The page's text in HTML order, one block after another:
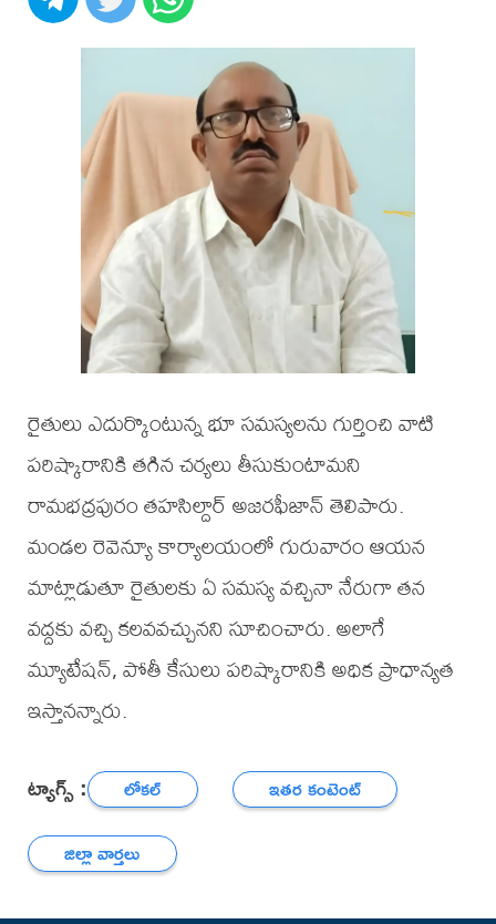
రైతులు ఎదుర్కొంటున్న భూ సమస్యలను గుర్తించి వాటి
పరిష్కారానికి తగిన చర్యలు తీసుకుంటామని
రామభద్రపురం తహసిల్దార్ అజరఫీజాన్ తెలిపారు.
మండల రెవెన్యూ కార్యాలయంలో గురువారం ఆయన
మాట్లాడుతూ రైతులకు ఏ సమస్య వచ్చినా నేరుగా తన
వద్దకు వచ్చి కలవవచ్చునని సూచించారు. అలాగే
మ్యూటేషన్, పోతీ కేసులు పరిష్కారానికి అధిక ప్రాధాన్యత
ఇస్తానన్నారు.
ట్యాగ్స్ : లోకల్
ఇతర కంటెంట్
జిల్లా వార్తలు